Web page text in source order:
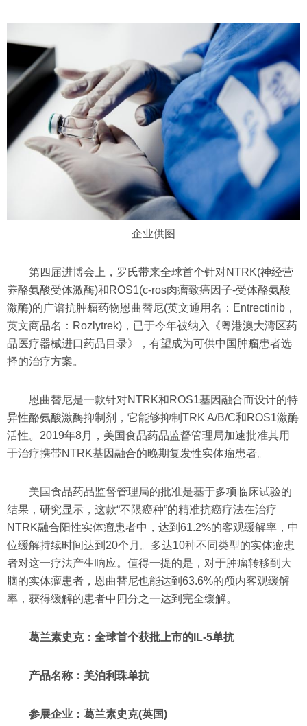
企业供图
第四届进博会上，罗氏带来全球首个针对NTRK(神经营
养酪氨酸受体激酶)和ROS1(c-ros肉瘤致癌因子-受体酪氨酸
激酶)的广谱抗肿瘤药物恩曲替尼(英文通用名：Entrectinib，
英文商品名：Rozlytrek)，已于今年被纳入《粤港澳大湾区药
品医疗器械进口药品目录》，有望成为可供中国肿瘤患者选
择的治疗方案。
恩曲替尼是一款针对NTRK和ROS1基因融合而设计的特
异性酪氨酸激酶抑制剂，它能够抑制TRK A/B/C和ROS1激酶
活性。2019年8月，美国食品药品监督管理局加速批准其用
于治疗携带NTRK基因融合的晚期复发性实体瘤患者。
美国食品药品监督管理局的批准是基于多项临床试验的
结果，研究显示，这款“不限癌种”的精准抗癌疗法在治疗
NTRK融合阳性实体瘤患者中，达到61.2%的客观缓解率，中
位缓解持续时间达到20个月。多达10种不同类型的实体瘤患
者对这一疗法产生响应。值得一提的是，对于肿瘤转移到大
脑的实体瘤患者，恩曲替尼也能达到63.6%的颅内客观缓解
率，获得缓解的患者中四分之一达到完全缓解。
葛兰素史克：全球首个获批上市的IL-5单抗
产品名称：美泊利珠单抗
参展企业：葛兰素史克(英国)